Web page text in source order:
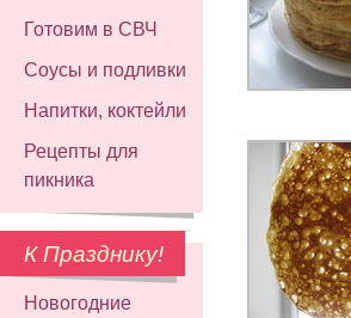
Готовим в СВЧ
Соусы и подливки
Напитки, коктейли
Рецепты для
пикника
К Празднику!
Новогодние